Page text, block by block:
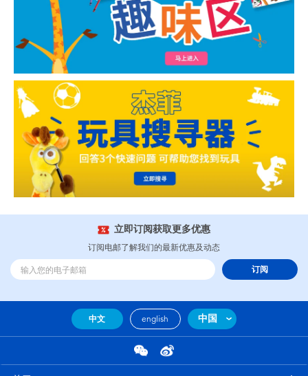
立即订阅获取更多优惠
订阅电邮了解我们的最新优惠及动态
订阅
中文 english 中国